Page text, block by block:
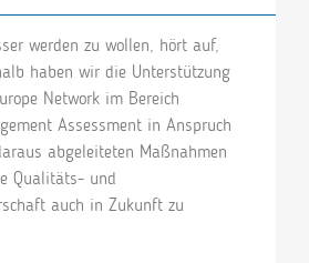
werden zu wollen, hört auf,
haben wir die Unterstützung
Network im Bereich
Assessment in Anspruch
abgeleiteten Maßnahmen
Qualitäts- und
auch in Zukunft zu